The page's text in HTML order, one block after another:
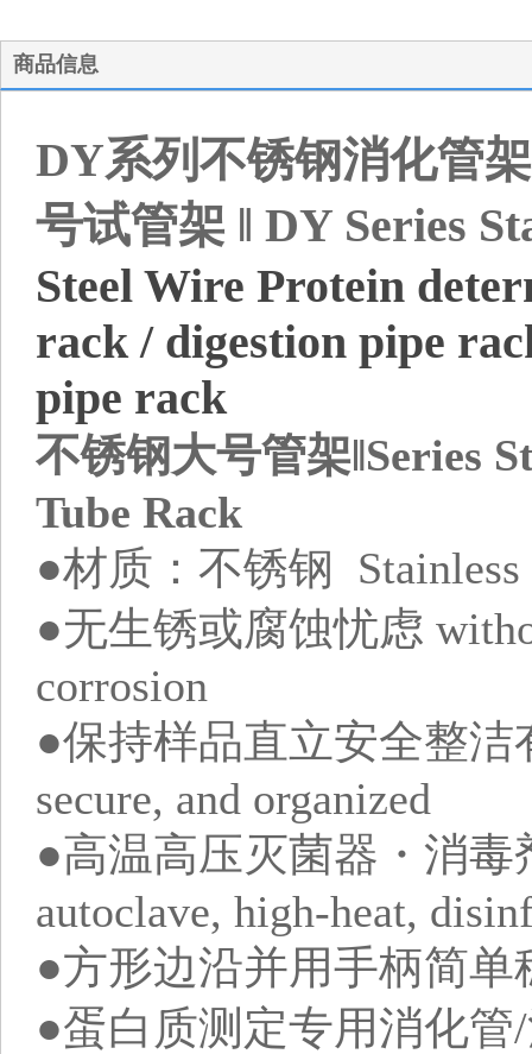
商品信息
DY系列不锈钢消化管
号试管架 ‖ DY Series
Steel Wire Protein
rack / digestion pipe
pipe rack
不锈钢大号管架‖Series
Tube Rack
●材质：不锈钢 Stainless
●无生锈或腐蚀忧虑
corrosion
●保持样品直立安全整洁
secure, and organized
●高温高压灭菌器・消毒
autoclave, high-heat,
●方形边沿并用手柄简
●蛋白质测定专用消化